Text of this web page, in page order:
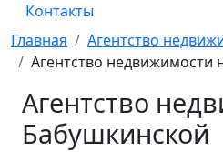
Контакты
Главная
Агентство
Агентство недвижимости
Агентство
Бабушкинской